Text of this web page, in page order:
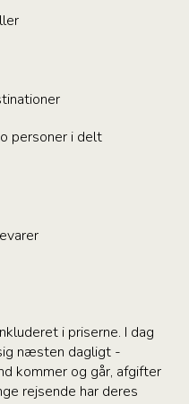
personer i delt
i priserne. I dag
næsten dagligt -
kommer og går, afgifter
rejsende har deres